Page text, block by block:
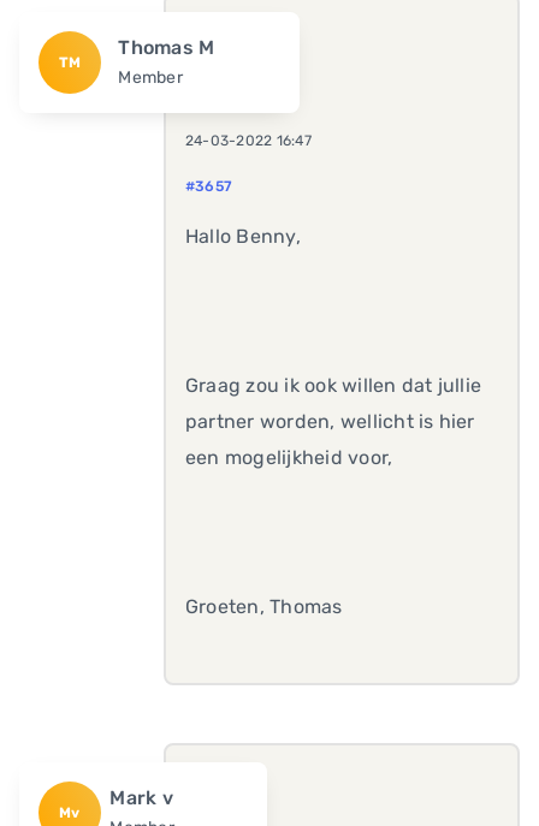
TM
Thomas M
Member
24-03-2022 16:47
#3657
Hallo Benny,
Graag zou ik ook willen dat jullie
partner worden, wellicht is hier
een mogelijkheid voor,
Groeten, Thomas
Mv
Mark v